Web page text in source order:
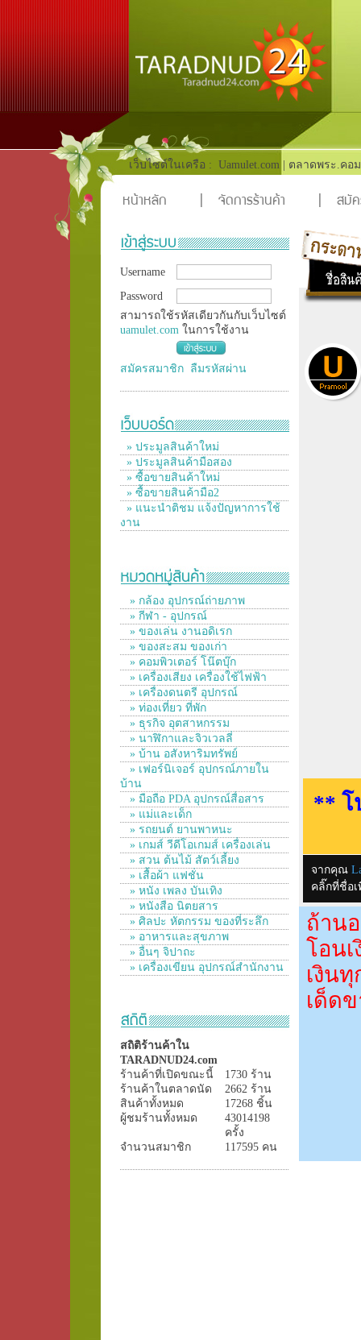
เว็บไซต์ในเครือ : Uamulet.com ตลาดพระ.คอม
หน้าหลัก จัดการร้านค้า สมัค
Username
Password
สามารถใช้รหัสเดียวกันกับเว็บไซต์
uamulet.com ในการใช้งาน
สมัครสมาชิก ลืมรหัสผ่าน
» ประมูลสินค้าใหม่
» ประมูลสินค้ามือสอง
» ซื้อขายสินค้าใหม่
» ซื้อขายสินค้ามือ2
» แนะนำติชม แจ้งปัญหาการใช้
งาน
» กล้อง อุปกรณ์ถ่ายภาพ
» กีฬา - อุปกรณ์
» ของเล่น งานอดิเรก
» ของสะสม ของเก่า
» คอมพิวเตอร์ โน๊ตบุ๊ก
» เครื่องเสียง เครื่องใช้ไฟฟ้า
» เครื่องดนตรี อุปกรณ์
» ท่องเที่ยว ที่พัก
» ธุรกิจ อุตสาหกรรม
» นาฬิกาและจิวเวลลี่
» บ้าน อสังหาริมทรัพย์
» เฟอร์นิเจอร์ อุปกรณ์ภายใน
บ้าน
» มือถือ PDA อุปกรณ์สื่อสาร
» แม่และเด็ก
» รถยนต์ ยานพาหนะ
» เกมส์ วีดีโอเกมส์ เครื่องเล่น
» สวน ต้นไม้ สัตว์เลี้ยง
» เสื้อผ้า แฟชั่น
» หนัง เพลง บันเทิง
» หนังสือ นิตยสาร
» ศิลปะ หัตกรรม ของที่ระลึก
» อาหารและสุขภาพ
» อื่นๆ จิปาถะ
» เครื่องเขียน อุปกรณ์สำนักงาน
สถิติร้านค้าใน
TARADNUD24.com
ร้านค้าที่เปิดขณะนี้
1730 ร้าน
ร้านค้าในตลาดนัด
2662 ร้าน
สินค้าทั้งหมด
17268 ชิ้น
ผู้ชมร้านทั้งหมด
43014198
ครั้ง
จำนวนสมาชิก
117595 คน
** โ
จากคุณ
คลิ๊กที่ชื่อ
ถ้าน
โอน
เงิน
เด็ด